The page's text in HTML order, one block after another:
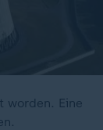
worden. Eine